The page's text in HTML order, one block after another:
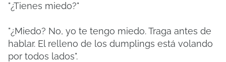
"¿Tienes miedo?"
"¿Miedo? No, yo te tengo miedo. Traga antes de
hablar. El relleno de los dumplings está volando
por todos lados".